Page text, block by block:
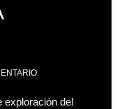
exploración del